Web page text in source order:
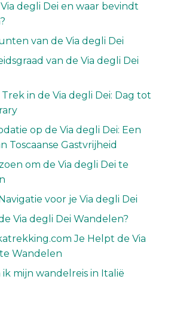
degli Dei en waar bevindt
van de Via degli Dei
van de Via degli Dei
in de Via degli Dei: Dag tot
op de Via degli Dei: Een
Toscaanse Gastvrijheid
om de Via degli Dei te
voor je Via degli Dei
Via degli Dei Wandelen?
Je Helpt de Via
Wandelen
ik mijn wandelreis in Italië